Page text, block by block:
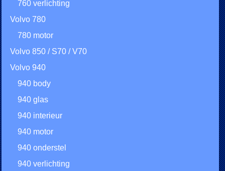
760 verlichting
Volvo 780
780 motor
Volvo 850 / S70 / V70
Volvo 940
940 body
940 glas
940 interieur
940 motor
940 onderstel
940 verlichting